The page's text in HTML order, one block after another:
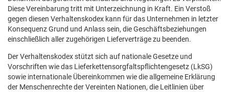
Diese Vereinbarung tritt mit Unterzeichnung in Kraft. Ein Verstoß
gegen diesen Verhaltenskodex kann für das Unternehmen in letzter
Konsequenz Grund und Anlass sein, die Geschäftsbeziehungen
einschließlich aller zugehörigen Lieferverträge zu beenden.
Der Verhaltenskodex stützt sich auf nationale Gesetze und
Vorschriften wie das Lieferkettensorgfaltspflichtengesetz (LkSG)
sowie internationale Übereinkommen wie die allgemeine Erklärung
der Menschenrechte der Vereinten Nationen, die Leitlinien über